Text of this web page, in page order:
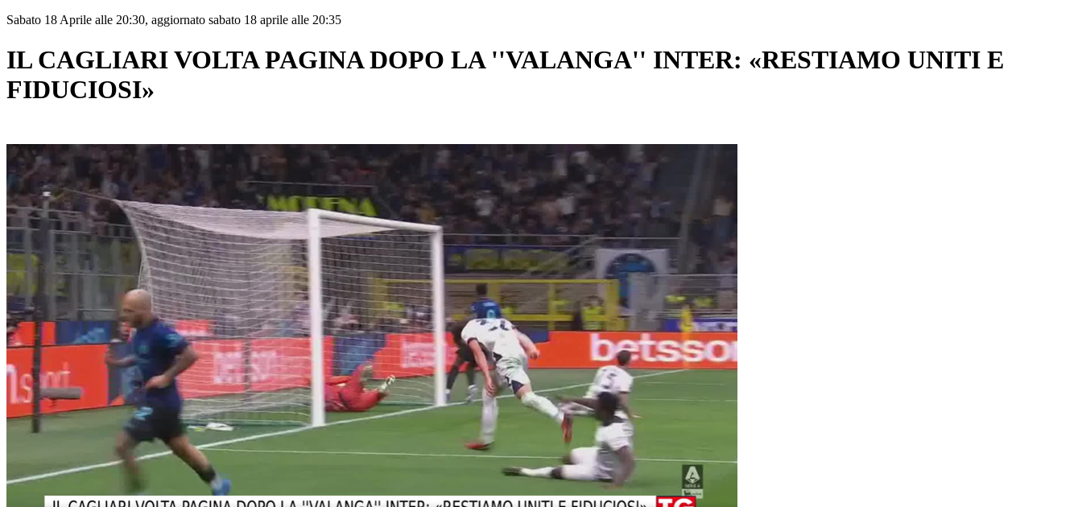
Sabato 18 Aprile alle 20:30, aggiornato sabato 18 aprile alle 20:35
IL CAGLIARI VOLTA PAGINA DOPO LA ''VALANGA'' INTER: «RESTIAMO UNITI E
FIDUCIOSI»